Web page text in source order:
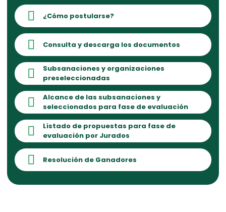
¿Cómo postularse?
Consulta y descarga los documentos
Subsanaciones y organizaciones
preseleccionadas
Alcance de las subsanaciones y
seleccionados para fase de evaluación
Listado de propuestas para fase de
evaluación por Jurados
Resolución de Ganadores